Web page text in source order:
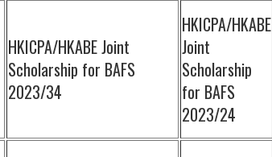
HKICPA/HKABE Joint
Scholarship for BAFS
2023/34
HKICPA/HKABE
Joint
Scholarship
for BAFS
2023/24